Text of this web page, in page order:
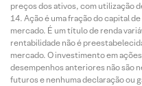
preços dos ativos, com utilização
Ação é uma fração do capital
mercado. É um título de renda
rentabilidade não é
mercado. O investimento em
desempenhos anteriores não são
futuros e nenhuma declaração ou